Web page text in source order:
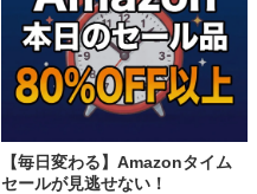
【毎日変わる】Amazonタイム
セールが見逃せない！